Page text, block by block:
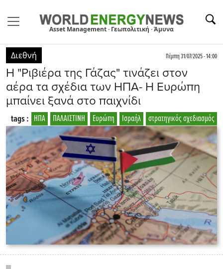
Asset Management · Γεωπολιτική · Άμυνα
Διεθνή Πέμπτη 31/07/2025 - 14:00
Η "Ριβιέρα της Γάζας" τινάζει στον
αέρα τα σχέδια των ΗΠΑ- Η Ευρώπη
μπαίνει ξανά στο παιχνίδι
στρατηγικός σχεδιασμός
Ισραήλ
Ευρώπη
ΠΑΛΑΙΣΤΙΝΗ
ΗΠΑ
tags :